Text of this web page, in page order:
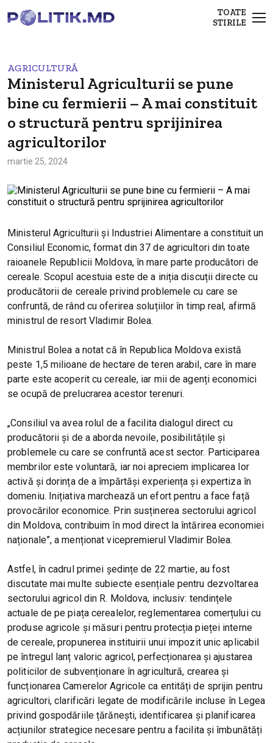
TOATE
STIRILE
AGRICULTURĂ
Ministerul Agriculturii se pune
bine cu fermierii – A mai constituit
o structură pentru sprijinirea
agricultorilor
martie 25, 2024
Ministerul Agriculturii și Industriei Alimentare a constituit un
Consiliul Economic, format din 37 de agricultori din toate
raioanele Republicii Moldova, în mare parte producători de
cereale. Scopul acestuia este de a iniția discuții directe cu
producătorii de cereale privind problemele cu care se
confruntă, de rând cu oferirea soluțiilor în timp real, afirmă
ministrul de resort Vladimir Bolea.
Ministrul Bolea a notat că în Republica Moldova există
peste 1,5 milioane de hectare de teren arabil, care în mare
parte este acoperit cu cereale, iar mii de agenți economici
se ocupă de prelucrarea acestor terenuri.
„Consiliul va avea rolul de a facilita dialogul direct cu
producătorii și de a aborda nevoile, posibilitățile și
problemele cu care se confruntă acest sector. Participarea
membrilor este voluntară, iar noi apreciem implicarea lor
activă și dorința de a împărtăși experiența și expertiza în
domeniu. Inițiativa marchează un efort pentru a face față
provocărilor economice. Prin susținerea sectorului agricol
din Moldova, contribuim în mod direct la întărirea economiei
naționale”, a menționat vicepremierul Vladimir Bolea.
Astfel, în cadrul primei ședințe de 22 martie, au fost
discutate mai multe subiecte esențiale pentru dezvoltarea
sectorului agricol din R. Moldova, inclusiv: tendințele
actuale de pe piața cerealelor, reglementarea comerțului cu
produse agricole și măsuri pentru protecția pieței interne
de cereale, propunerea instituirii unui impozit unic aplicabil
pe întregul lanț valoric agricol, perfecționarea și ajustarea
politicilor de subvenționare în agricultură, crearea și
funcționarea Camerelor Agricole ca entități de sprijin pentru
agricultori, clarificări legate de modificările incluse în Legea
privind gospodăriile țărănești, identificarea și planificarea
acțiunilor strategice necesare pentru a facilita și îmbunătăți